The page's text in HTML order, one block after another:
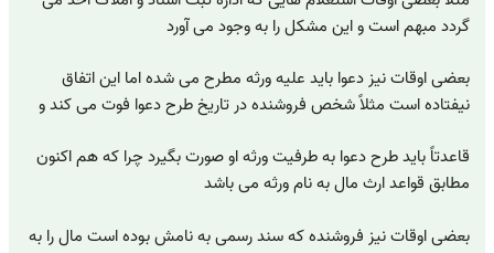
گردد مبهم است و این مشکل را به وجود می آورد
بعضی اوقات نیز دعوا باید علیه ورثه مطرح می شده اما این اتفاق
نیفتاده است مثلاً شخص فروشنده در تاریخ طرح دعوا فوت می کند و
قاعدتاً باید طرح دعوا به طرفیت ورثه او صورت بگیرد چرا که هم اکنون
مطابق قواعد ارث مال به نام ورثه می باشد
بعضی اوقات نیز فروشنده که سند رسمی به نامش بوده است مال را به